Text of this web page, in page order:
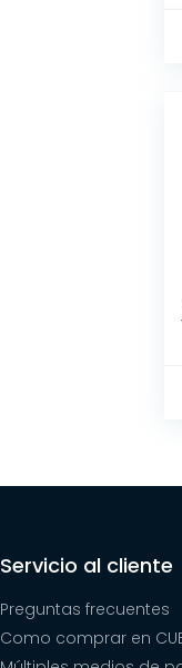
Servicio al cliente
Preguntas frecuentes
Como comprar en